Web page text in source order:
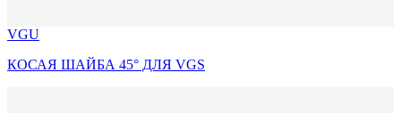
VGU
КОСАЯ ШАЙБА 45° ДЛЯ VGS